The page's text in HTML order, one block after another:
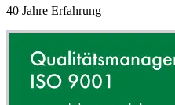
40 Jahre Erfahrung